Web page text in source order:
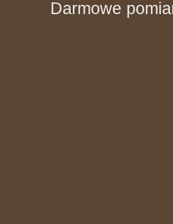
Darmowe